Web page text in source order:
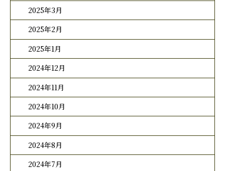
2025年3月
2025年2月
2025年1月
2024年12月
2024年11月
2024年10月
2024年9月
2024年8月
2024年7月